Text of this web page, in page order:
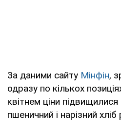
За даними сайту Мінфін,
одразу по кількох
квітнем ціни підвищилися
пшеничний і нарізний хліб